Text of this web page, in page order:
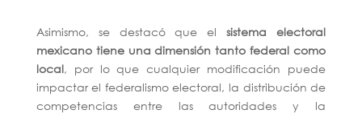
Asimismo, se destacó que elsistema electoral
mexicano tiene una dimensión tanto federal como
local, por lo que cualquier modificación puede
impactar el federalismo electoral, la distribución de
competencias entre las autoridades y la